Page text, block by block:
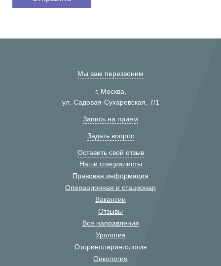
Мы вам перезвоним
г. Москва,
ул. Садовая-Сухаревская, 7/1
Запись на прием
Задать вопрос
Оставить свой отзыв
Наши специалисты
Правовая информация
Операционная и стационар
Вакансии
Отзывы
Все направления
Урология
Оториноларингология
Онкология